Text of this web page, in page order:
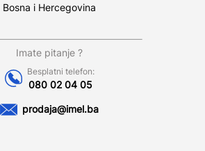
Bosna i Hercegovina
Imate pitanje ?
Besplatni telefon:
080 02 04 05
prodaja@imel.ba